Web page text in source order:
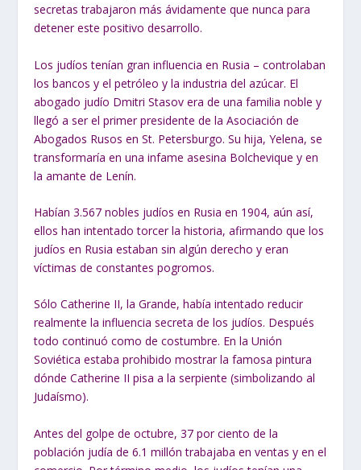
secretas trabajaron más ávidamente que nunca para
detener este positivo desarrollo.
Los judíos tenían gran influencia en Rusia – controlaban
los bancos y el petróleo y la industria del azúcar. El
abogado judío Dmitri Stasov era de una familia noble y
llegó a ser el primer presidente de la Asociación de
Abogados Rusos en St. Petersburgo. Su hija, Yelena, se
transformaría en una infame asesina Bolchevique y en
la amante de Lenín.
Habían 3.567 nobles judíos en Rusia en 1904, aún así,
ellos han intentado torcer la historia, afirmando que los
judíos en Rusia estaban sin algún derecho y eran
víctimas de constantes pogromos.
Sólo Catherine II, la Grande, había intentado reducir
realmente la influencia secreta de los judíos. Después
todo continuó como de costumbre. En la Unión
Soviética estaba prohibido mostrar la famosa pintura
dónde Catherine II pisa a la serpiente (simbolizando al
Judaísmo).
Antes del golpe de octubre, 37 por ciento de la
población judía de 6.1 millón trabajaba en ventas y en el